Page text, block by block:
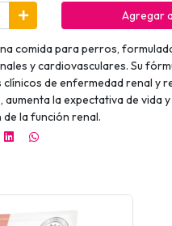
Agregar
comida para perros,
y cardiovasculares. Su
de enfermedad renal y
aumenta la expectativa de vida
la función renal.